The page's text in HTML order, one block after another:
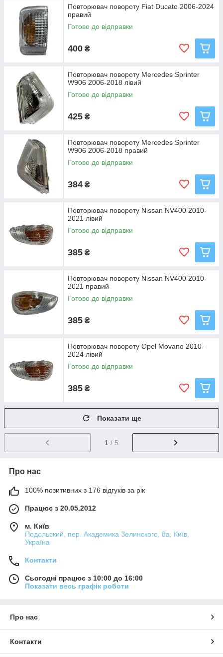
Повторювач повороту Fiat Ducato 2006-2024
правий
Готово до відправки
400 ₴
Повторювач повороту Mercedes Sprinter
W906 2006-2018 лівий
Готово до відправки
425 ₴
Повторювач повороту Mercedes Sprinter
W906 2006-2018 правий
Готово до відправки
384 ₴
Повторювач повороту Nissan NV400 2010-
2021 лівий
Готово до відправки
385 ₴
Повторювач повороту Nissan NV400 2010-
2021 правий
Готово до відправки
385 ₴
Повторювач повороту Opel Movano 2010-
2024 лівий
Готово до відправки
385 ₴
Показати ще
1 / 5
Про нас
100% позитивних з 176 відгуків за рік
Працює з 20.05.2012
м. Київ
Подольский, пер. Академика Зелинского, 8а, Київ,
Україна
Контакти
Сьогодні працює з 10:00 до 16:00
Показати весь графік роботи
Про нас
Контакти